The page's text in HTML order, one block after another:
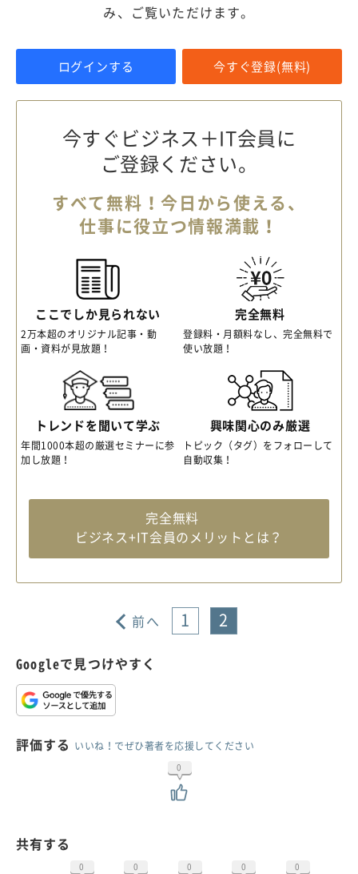
み、ご覧いただけます。
ログインする 今すぐ登録(無料)
今すぐビジネス＋IT会員に
ご登録ください。
すべて無料！今日から使える、
仕事に役立つ情報満載！
ここでしか見られない
2万本超のオリジナル記事・動
画・資料が見放題！
完全無料
登録料・月額料なし、完全無料で
使い放題！
トレンドを聞いて学ぶ
年間1000本超の厳選セミナーに参
加し放題！
興味関心のみ厳選
トピック（タグ）をフォローして
自動収集！
完全無料
ビジネス+IT会員のメリットとは？
前へ 1 2
Googleで見つけやすく
評価する いいね！でぜひ著者を応援してください
0
共有する
0 0 0 0 0